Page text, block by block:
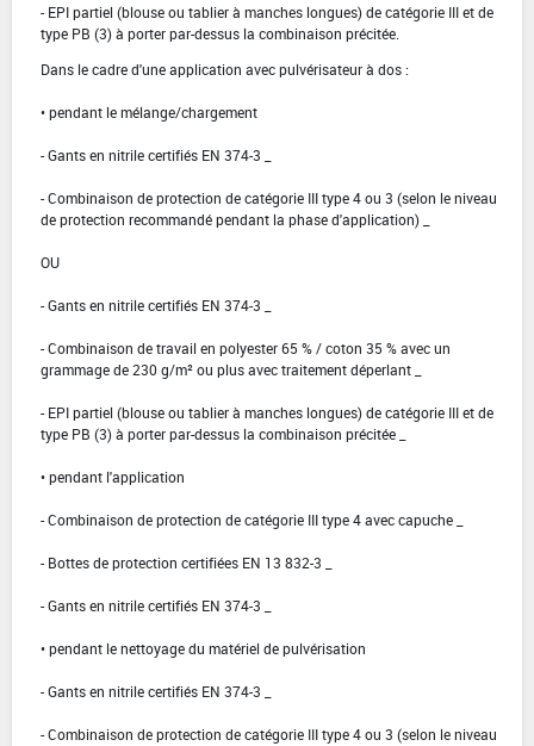
- EPI partiel (blouse ou tablier à manches longues) de catégorie III et de
type PB (3) à porter par-dessus la combinaison précitée.
Dans le cadre d'une application avec pulvérisateur à dos :
• pendant le mélange/chargement
- Gants en nitrile certifiés EN 374-3 _
- Combinaison de protection de catégorie III type 4 ou 3 (selon le niveau
de protection recommandé pendant la phase d'application) _
OU
- Gants en nitrile certifiés EN 374-3 _
- Combinaison de travail en polyester 65 % / coton 35 % avec un
grammage de 230 g/m² ou plus avec traitement déperlant _
- EPI partiel (blouse ou tablier à manches longues) de catégorie III et de
type PB (3) à porter par-dessus la combinaison précitée _
• pendant l'application
- Combinaison de protection de catégorie III type 4 avec capuche _
- Bottes de protection certifiées EN 13 832-3 _
- Gants en nitrile certifiés EN 374-3 _
• pendant le nettoyage du matériel de pulvérisation
- Gants en nitrile certifiés EN 374-3 _
- Combinaison de protection de catégorie III type 4 ou 3 (selon le niveau